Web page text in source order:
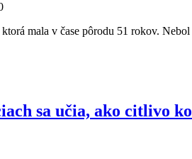
mala v čase pôrodu 51 rokov.
sa učia, ako citlivo